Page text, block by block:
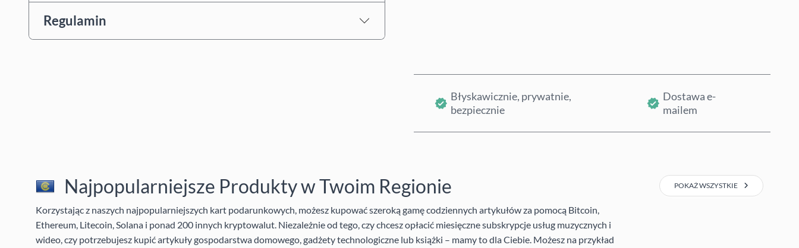
Regulamin
Błyskawicznie, prywatnie,
bezpiecznie
Dostawa e-
mailem
Najpopularniejsze Produkty w Twoim Regionie
Korzystając z naszych najpopularniejszych kart podarunkowych, możesz kupować szeroką gamę codziennych artykułów za pomocą Bitcoin,
Ethereum, Litecoin, Solana i ponad 200 innych kryptowalut. Niezależnie od tego, czy chcesz opłacić miesięczne subskrypcje usług muzycznych i
wideo, czy potrzebujesz kupić artykuły gospodarstwa domowego, gadżety technologiczne lub książki – mamy to dla Ciebie. Możesz na przykład
POKAŻ WSZYSTKIE